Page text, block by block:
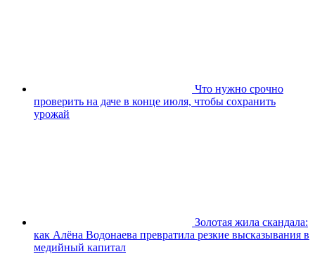
Что нужно срочно
проверить на даче в конце июля, чтобы сохранить
урожай
Золотая жила скандала:
как Алёна Водонаева превратила резкие высказывания в
медийный капитал